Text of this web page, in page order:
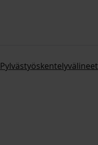
Pylvästyöskentelyvälineet